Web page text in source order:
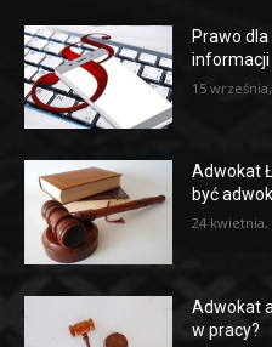
Prawo
informacji
15
Adwokat
być
24 kwietnia,
Adwokat
w pracy?